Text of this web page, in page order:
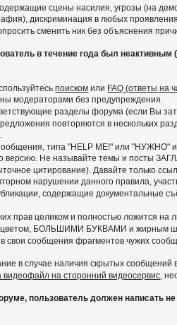
сцены насилия, угрозы (на
дискриминация в любых
сменить ник без объяснения
в течение года был
поиском или FAQ (ответы на
модераторами без предупреждения.
разделы форума (если Вы
повторяются в нескольких
типа "HELP ME!" или "НУЖНО" и
версию. Не называйте темы и посты
цитирование). Давайте только
нарушении данного правила,
содержащие документальные
прав целиком и полностью ложится
цветом, БОЛЬШИМИ БУКВАМИ и жирным
свои сообщения фрагментов чужих
в случае наличия скрытых сообщений
видеофайл на сторонний видеосервис,
пользователь должен написать